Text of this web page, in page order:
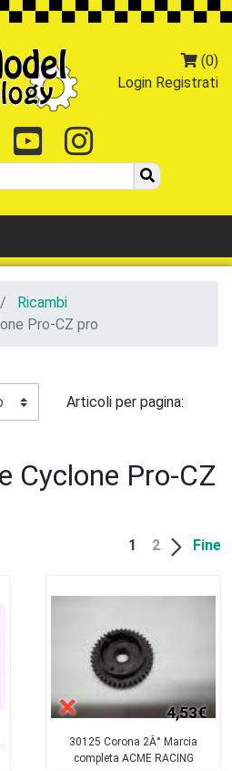
(0)
Login Registrati
Facebook
Youtube
Ricambi
Pro-CZ pro
Articoli per pagina:
Cyclone Pro-CZ
1 2 Fine
4,53€
30125 Corona 2Â° Marcia
completa ACME RACING